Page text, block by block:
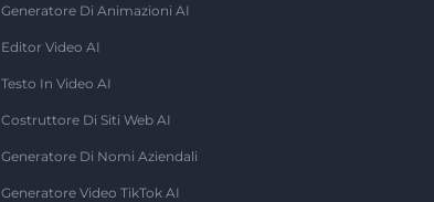
Generatore Di Animazioni AI
Editor Video AI
Testo In Video AI
Costruttore Di Siti Web AI
Generatore Di Nomi Aziendali
Generatore Video TikTok AI